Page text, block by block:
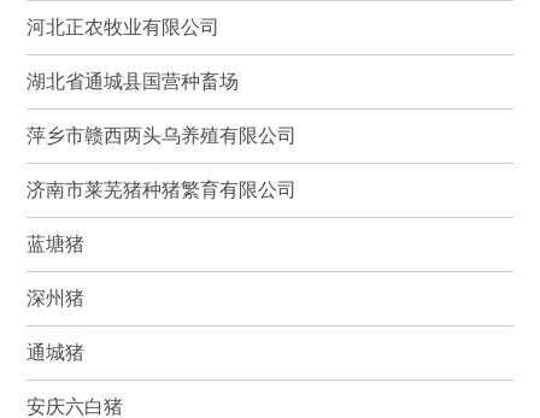
河北正农牧业有限公司
湖北省通城县国营种畜场
萍乡市赣西两头乌养殖有限公司
济南市莱芜猪种猪繁育有限公司
蓝塘猪
深州猪
通城猪
安庆六白猪